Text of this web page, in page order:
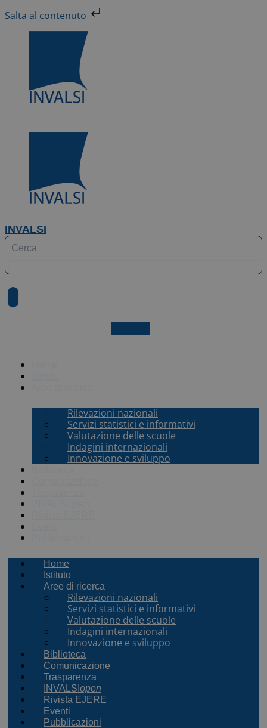
Salta al contenuto
al
INVALSI
Search
Rilevazioni nazionali
Servizi statistici e informativi
Valutazione delle scuole
Indagini internazionali
Innovazione e sviluppo
Home
Istituto
Aree di ricerca
Rilevazioni nazionali
Servizi statistici e informativi
Valutazione delle scuole
Indagini internazionali
Innovazione e sviluppo
Biblioteca
Comunicazione
Trasparenza
INVALSI open
Rivista EJERE
Eventi
Pubblicazioni